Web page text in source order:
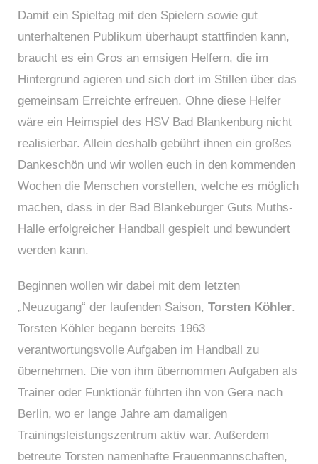
Damit ein Spieltag mit den Spielern sowie gut
unterhaltenen Publikum überhaupt stattfinden kann,
braucht es ein Gros an emsigen Helfern, die im
Hintergrund agieren und sich dort im Stillen über das
gemeinsam Erreichte erfreuen. Ohne diese Helfer
wäre ein Heimspiel des HSV Bad Blankenburg nicht
realisierbar. Allein deshalb gebührt ihnen ein großes
Dankeschön und wir wollen euch in den kommenden
Wochen die Menschen vorstellen, welche es möglich
machen, dass in der Bad Blankeburger Guts Muths-
Halle erfolgreicher Handball gespielt und bewundert
werden kann.
Beginnen wollen wir dabei mit dem letzten
„Neuzugang“ der laufenden Saison, Torsten Köhler.
Torsten Köhler begann bereits 1963
verantwortungsvolle Aufgaben im Handball zu
übernehmen. Die von ihm übernommen Aufgaben als
Trainer oder Funktionär führten ihn von Gera nach
Berlin, wo er lange Jahre am damaligen
Trainingsleistungszentrum aktiv war. Außerdem
betreute Torsten namenhafte Frauenmannschaften,